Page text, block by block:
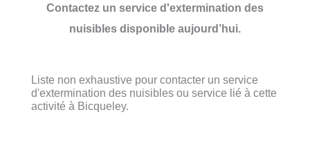
Contactez un service d'extermination des
nuisibles disponible aujourd’hui.
Liste non exhaustive pour contacter un service
d'extermination des nuisibles ou service lié à cette
activité à Bicqueley.